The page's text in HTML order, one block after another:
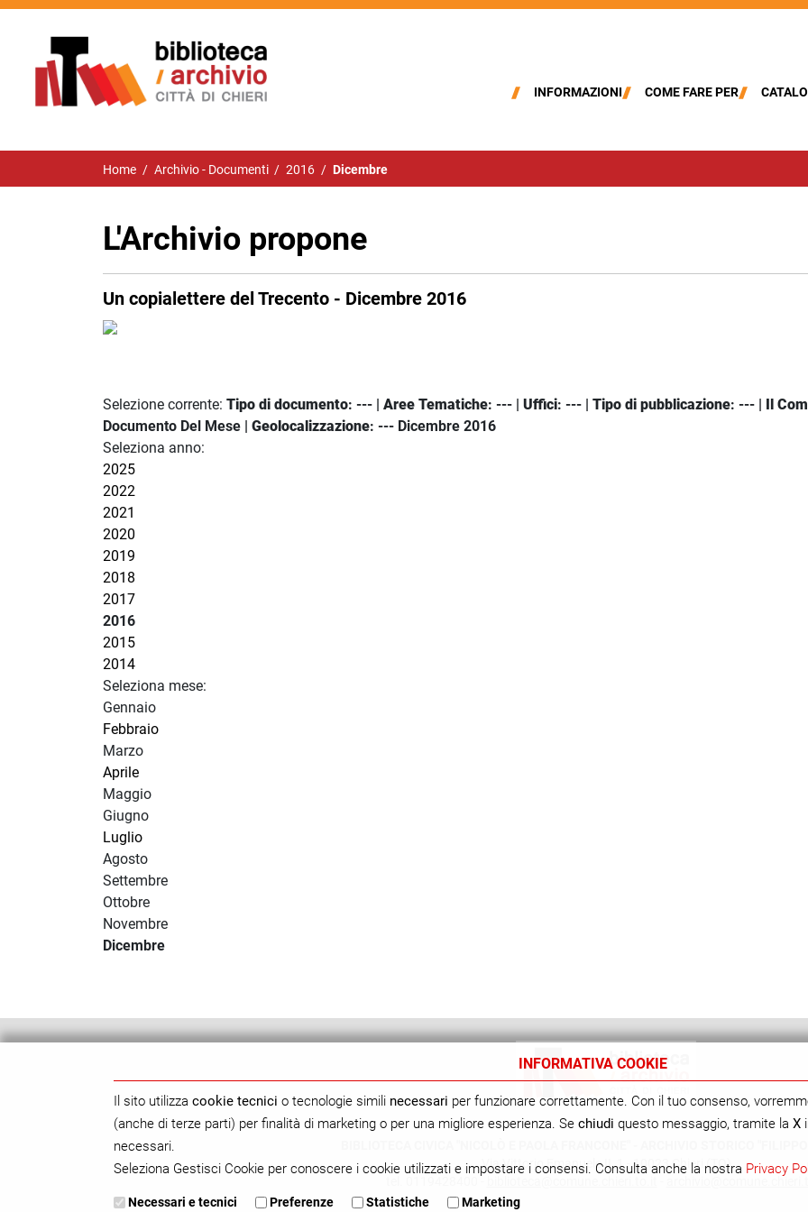
INFORMAZIONI COME FARE PER
Home / Archivio - Documenti / 2016 / Dicembre
L'Archivio propone
Un copialettere del Trecento - Dicembre 2016
Selezione corrente: Tipo di documento: --- | Aree Tematiche: --- | Uffici: --- | Tipo di pubblicazione: --- | Il
Documento Del Mese | Geolocalizzazione: --- Dicembre 2016
Seleziona anno:
2025
2022
2021
2020
2019
2018
2017
2016
2015
2014
Seleziona mese:
Gennaio
Febbraio
Marzo
Aprile
Maggio
Giugno
Luglio
Agosto
Settembre
Ottobre
Novembre
Dicembre
Via Vittorio Emanuele II, 1 - 10023 Chieri (TO)
INFORMATIVA COOKIE
Il sito utilizza cookie tecnici o tecnologie simili necessari per funzionare correttamente. Con il tuo consenso,
(anche di terze parti) per finalità di marketing o per una migliore esperienza. Se chiudi questo messaggio, tramite la X
necessari.
Seleziona Gestisci Cookie per conoscere i cookie utilizzati e impostare i consensi. Consulta anche la nostra Privacy
Necessari e tecnici Preferenze Statistiche Marketing